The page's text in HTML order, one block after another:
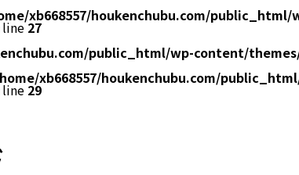
xb668557/houkenchubu.com/public_html/
line27
public_html/wp-content/
xb668557/houkenchubu.com/
29